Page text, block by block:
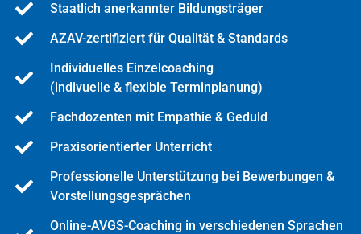
Staatlich anerkannter Bildungsträger
AZAV-zertifiziert für Qualität & Standards
Individuelles Einzelcoaching
(indivuelle & flexible Terminplanung)
Fachdozenten mit Empathie & Geduld
Praxisorientierter Unterricht
Professionelle Unterstützung bei Bewerbungen &
Vorstellungsgesprächen
Online-AVGS-Coaching in verschiedenen Sprachen